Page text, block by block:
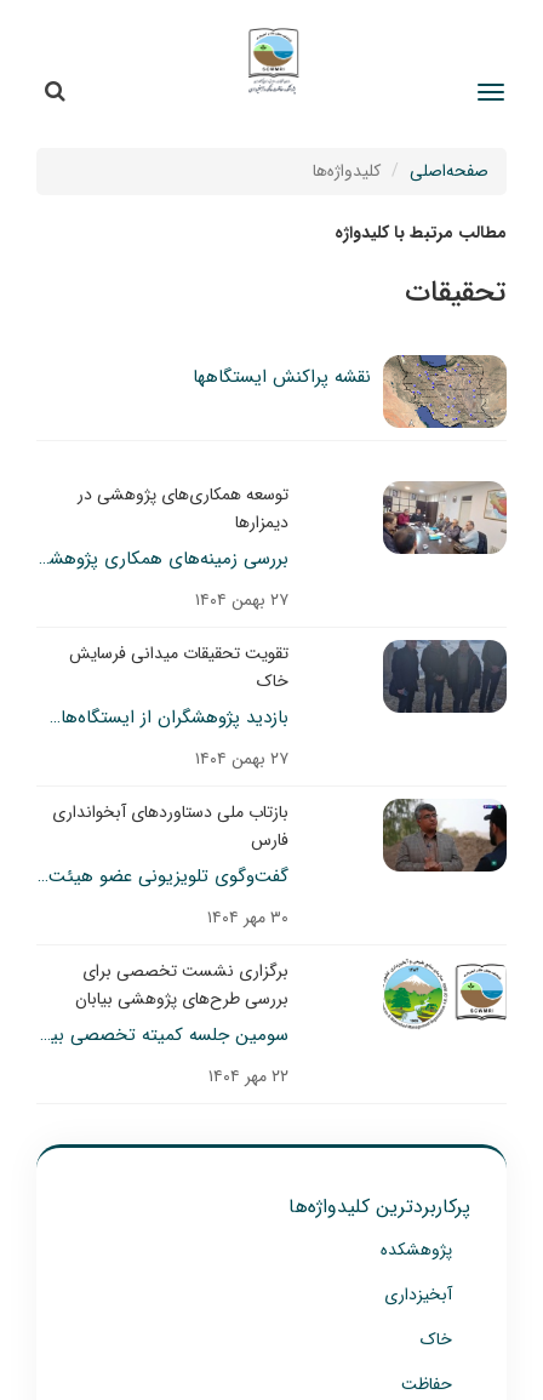
صفحه‌اصلی کلیدواژه‌ها
مطالب مرتبط با کلیدواژه
تحقیقات
نقشه پراکنش ایستگاهها
توسعه همکاری‌های پژوهشی در
دیمزارها
بررسی زمینه‌های همکاری پژوهشکده حفاظت خاک و آبخیزداری با مؤسسه تحقیقات دیم کشور
۲۷ بهمن ۱۴۰۴
تقویت تحقیقات میدانی فرسایش
خاک
بازدید پژوهشگران از ایستگاه‌های تحقیقاتی تیکمه‌داش و خواجه
۲۷ بهمن ۱۴۰۴
بازتاب ملی دستاوردهای آبخوانداری
فارس
گفت‌وگوی تلویزیونی عضو هیئت علمی مرکز تحقیقات فارس درباره دستاوردهای ایستگاه آبخوانداری کوثر در شبکه یک سیما
۳۰ مهر ۱۴۰۴
برگزاری نشست تخصصی برای
بررسی طرح‌های پژوهشی بیابان
سومین جلسه کمیته تخصصی بیابان سازمان منابع طبیعی و آبخیزداری برگزار شد.
۲۲ مهر ۱۴۰۴
پرکاربردترین کلیدواژه‌ها
پژوهشکده
آبخیزداری
خاک
حفاظت